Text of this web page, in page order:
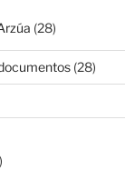
(28)
(28)